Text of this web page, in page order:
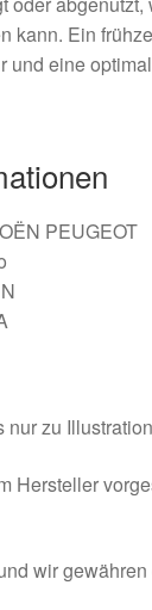
kann. Ein
und eine
PEUGEOT
zu
Hersteller
wir